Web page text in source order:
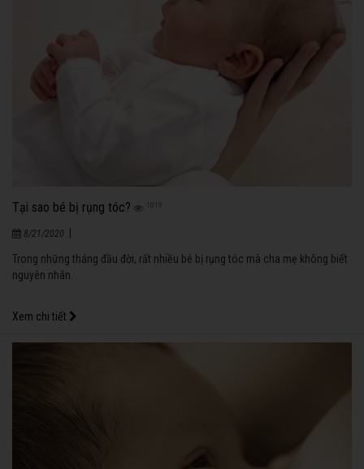
Tại sao bé bị rụng tóc? 1019
8/21/2020
Trong những tháng đầu đời, rất nhiều bé bị rụng tóc mà cha mẹ không biết
nguyên nhân.
Xem chi tiết